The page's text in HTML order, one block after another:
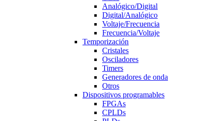
Analógico/Digital
Digital/Analógico
Voltaje/Frecuencia
Frecuencia/Voltaje
Temporización
Cristales
Osciladores
Timers
Generadores de onda
Otros
Dispositivos programables
FPGAs
CPLDs